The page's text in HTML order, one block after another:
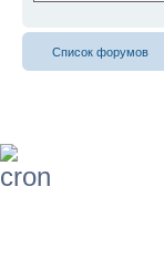
Список форумов